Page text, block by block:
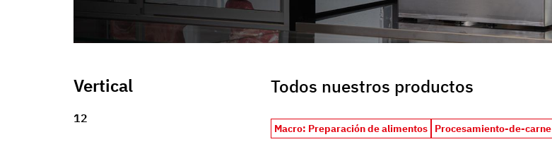
Vertical
12
Todos nuestros productos
Macro: Preparación de alimentos Procesamiento-de-carne